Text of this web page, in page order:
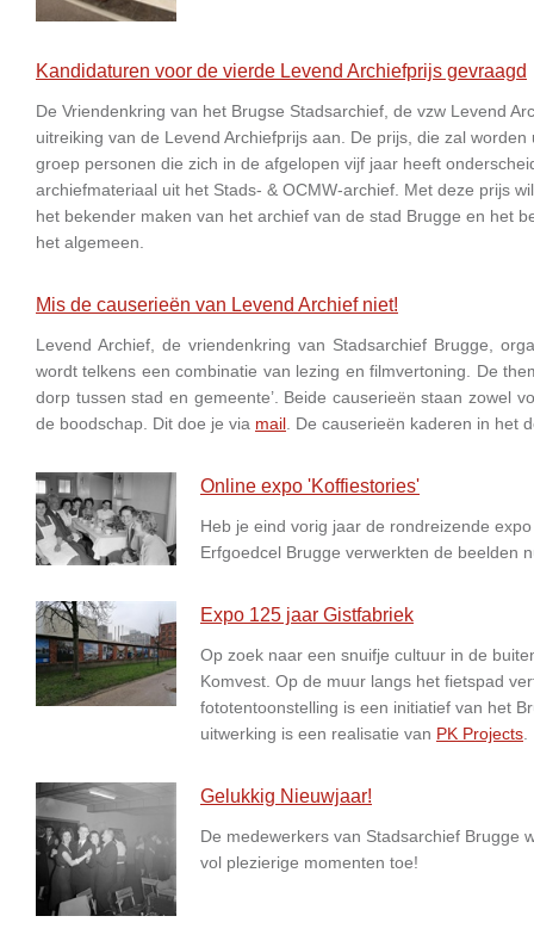
Kandidaturen voor de vierde Levend Archiefprijs gevraagd
De Vriendenkring van het Brugse Stadsarchief, de vzw Levend
uitreiking van de Levend Archiefprijs aan. De prijs, die zal
groep personen die zich in de afgelopen vijf jaar heeft
archiefmateriaal uit het Stads- & OCMW-archief. Met deze prijs
het bekender maken van het archief van de stad Brugge en het
het algemeen.
Mis de causerieën van Levend Archief niet!
Levend Archief, de vriendenkring van Stadsarchief Brugge,
wordt telkens een combinatie van lezing en filmvertoning. De
dorp tussen stad en gemeente’. Beide causerieën staan zowel
de boodschap. Dit doe je via mail . De causerieën kaderen in het
Online expo 'Koffiestories'
Heb je eind vorig jaar de rondreizende
Erfgoedcel Brugge verwerkten de beelden
Expo 125 jaar Gistfabriek
Op zoek naar een snuifje cultuur in de
Komvest. Op de muur langs het fietspad
fototentoonstelling is een initiatief van het
uitwerking is een realisatie van PK Projects
Gelukkig Nieuwjaar!
De medewerkers van Stadsarchief Brugge
vol plezierige momenten toe!